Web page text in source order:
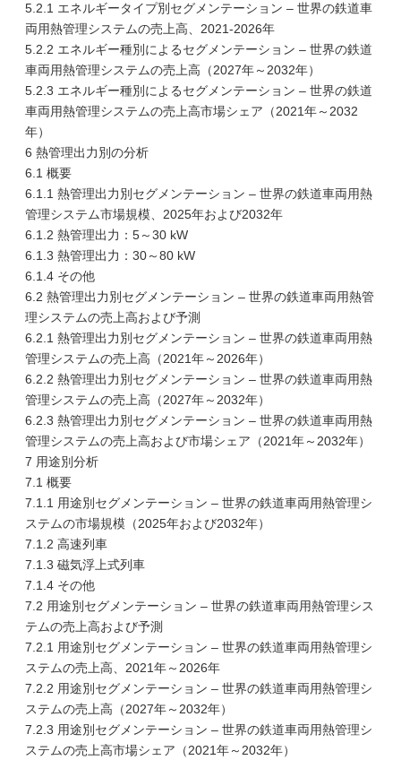
5.2.1 エネルギータイプ別セグメンテーション – 世界の鉄道車
両用熱管理システムの売上高、2021-2026年
5.2.2 エネルギー種別によるセグメンテーション – 世界の鉄道
車両用熱管理システムの売上高（2027年～2032年）
5.2.3 エネルギー種別によるセグメンテーション – 世界の鉄道
車両用熱管理システムの売上高市場シェア（2021年～2032
年）
6 熱管理出力別の分析
6.1 概要
6.1.1 熱管理出力別セグメンテーション – 世界の鉄道車両用熱
管理システム市場規模、2025年および2032年
6.1.2 熱管理出力：5～30 kW
6.1.3 熱管理出力：30～80 kW
6.1.4 その他
6.2 熱管理出力別セグメンテーション – 世界の鉄道車両用熱管
理システムの売上高および予測
6.2.1 熱管理出力別セグメンテーション – 世界の鉄道車両用熱
管理システムの売上高（2021年～2026年）
6.2.2 熱管理出力別セグメンテーション – 世界の鉄道車両用熱
管理システムの売上高（2027年～2032年）
6.2.3 熱管理出力別セグメンテーション – 世界の鉄道車両用熱
管理システムの売上高および市場シェア（2021年～2032年）
7 用途別分析
7.1 概要
7.1.1 用途別セグメンテーション – 世界の鉄道車両用熱管理シ
ステムの市場規模（2025年および2032年）
7.1.2 高速列車
7.1.3 磁気浮上式列車
7.1.4 その他
7.2 用途別セグメンテーション – 世界の鉄道車両用熱管理シス
テムの売上高および予測
7.2.1 用途別セグメンテーション – 世界の鉄道車両用熱管理シ
ステムの売上高、2021年～2026年
7.2.2 用途別セグメンテーション – 世界の鉄道車両用熱管理シ
ステムの売上高（2027年～2032年）
7.2.3 用途別セグメンテーション – 世界の鉄道車両用熱管理シ
ステムの売上高市場シェア（2021年～2032年）